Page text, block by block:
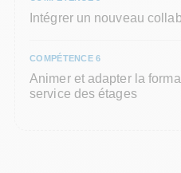
Intégrer un nouveau
COMPÉTENCE 6
Animer et adapter la
service des étages